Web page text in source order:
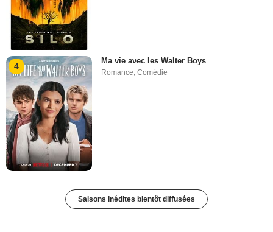
4
Ma vie avec les Walter Boys
Romance,Comédie
Saisons inédites bientôt diffusées